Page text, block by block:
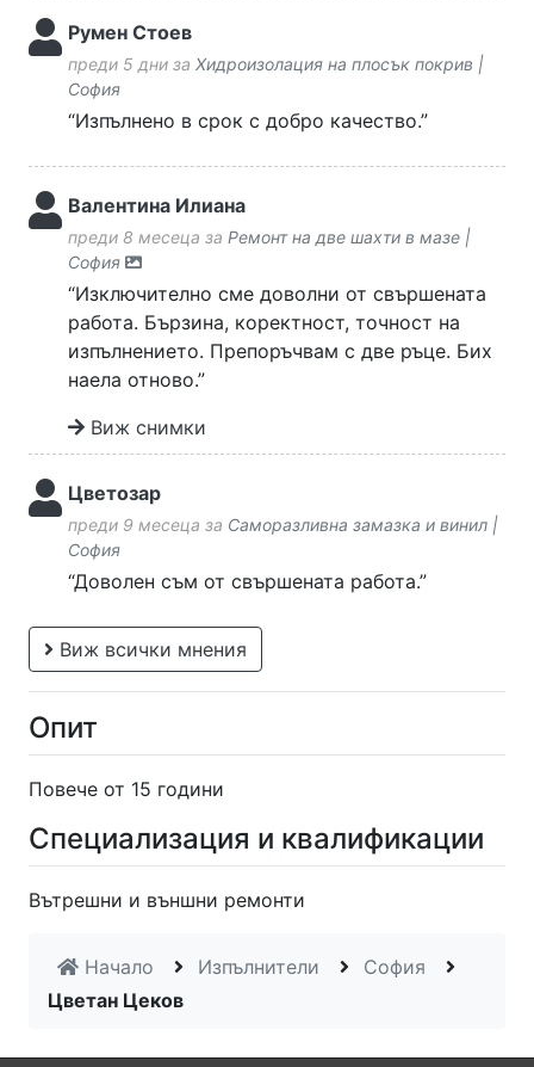
Румен Стоев
преди 5 дни за Хидроизолация на плосък покрив |
София
“Изпълнено в срок с добро качество.”
Валентина Илиана
преди 8 месеца за Ремонт на две шахти в мазе |
София
“Изключително сме доволни от свършената
работа. Бързина, коректност, точност на
изпълнението. Препоръчвам с две ръце. Бих
наела отново.”
Виж снимки
Цветозар
преди 9 месеца за Саморазливна замазка и винил |
София
“Доволен съм от свършената работа.”
Виж всички мнения
Опит
Повече от 15 години
Специализация и квалификации
Вътрешни и външни ремонти
Начало Изпълнители
София
Цветан Цеков